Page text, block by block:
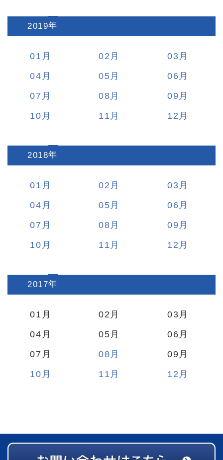
2019:
01 02
03
04
05
06
07
08
09
10
11 12
2018:
01 02
03
04
05
06
07
08
09
10
11 12
2017:
01 02
03
04
05
06
07
08
09
10
11 12